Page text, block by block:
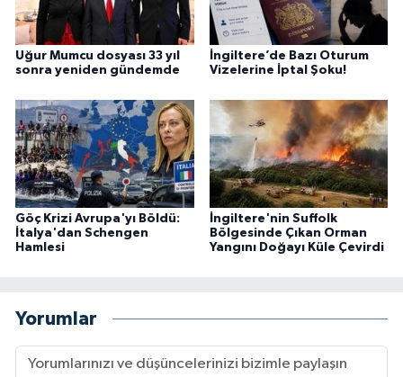
Uğur Mumcu dosyası 33 yıl
sonra yeniden gündemde
İngiltere’de Bazı Oturum
Vizelerine İptal Şoku!
Göç Krizi Avrupa'yı Böldü:
İtalya'dan Schengen
Hamlesi
İngiltere'nin Suffolk
Bölgesinde Çıkan Orman
Yangını Doğayı Küle Çevirdi
Yorumlar